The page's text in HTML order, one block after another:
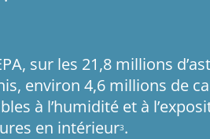
sur les 21,8 millions
environ 4,6 millions de
à l’humidité et à
en intérieur3.